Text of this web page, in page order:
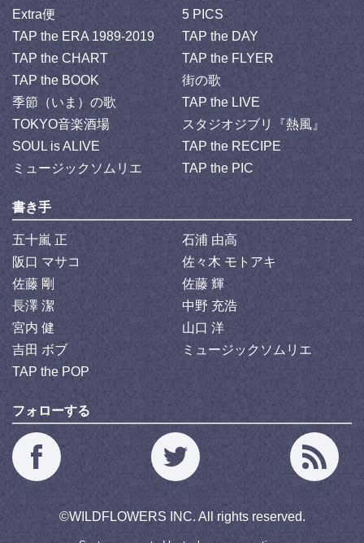
Extra便
5 PICS
TAP the ERA 1989-2019
TAP the DAY
TAP the CHART
TAP the FLYER
TAP the BOOK
街の歌
季節（いま）の歌
TAP the LIVE
TOKYO音楽酒場
スタジオジブリ『熱風』
SOUL is ALIVE
TAP the RECIPE
ミュージックソムリエ
TAP the PIC
書き手
五十嵐 正
石浦 由高
阪口 マサコ
佐々木 モトアキ
佐藤 剛
佐藤 輝
長澤 潔
中野 充浩
宮内 健
山口 洋
吉田 ボブ
ミュージックソムリエ
TAP the POP
フォローする
©WILDFLOWERS INC. All rights reserved.